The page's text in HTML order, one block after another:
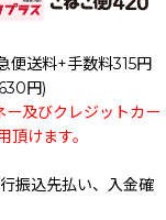
便送料+手数料315円
円)
及びクレジットカー
けます。
振込先払い、入金確